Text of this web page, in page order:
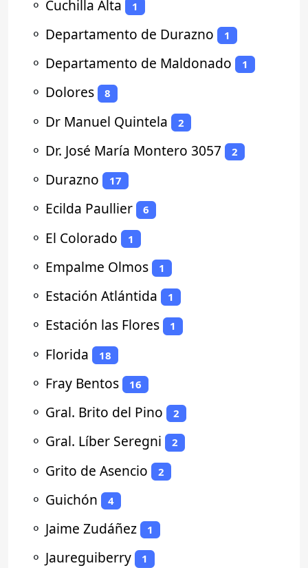
⚬ Cuchilla Alta 1
⚬ Departamento de Durazno 1
⚬ Departamento de Maldonado 1
⚬ Dolores 8
⚬ Dr Manuel Quintela 2
⚬ Dr. José María Montero 3057 2
⚬ Durazno 17
⚬ Ecilda Paullier 6
⚬ El Colorado 1
⚬ Empalme Olmos 1
⚬ Estación Atlántida 1
⚬ Estación las Flores 1
⚬ Florida 18
⚬ Fray Bentos 16
⚬ Gral. Brito del Pino 2
⚬ Gral. Líber Seregni 2
⚬ Grito de Asencio 2
⚬ Guichón 4
⚬ Jaime Zudáñez 1
⚬ Jaureguiberry 1